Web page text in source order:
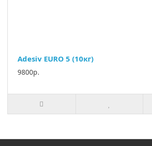
Adesiv EURO 5 (10кг)
9800р.